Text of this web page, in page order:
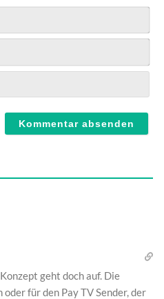
geht doch auf. Die
für den Pay TV Sender, der